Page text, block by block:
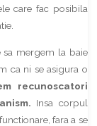
care fac posibila
sa mergem la baie
ca ni se asigura o
recunoscatori
Insa corpul
fara a se